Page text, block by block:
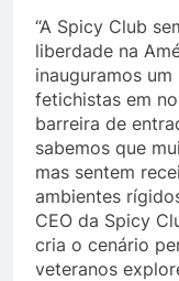
“A Spicy Club
liberdade na
inauguramos
fetichistas em
barreira de
sabemos que
mas sentem
ambientes
CEO da Spicy
cria o cenário
veteranos